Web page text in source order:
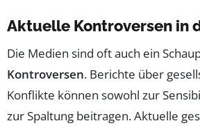
Aktuelle Kontroversen in
Die Medien sind oft auch ein
Kontroversen. Berichte über
Konflikte können sowohl zur
zur Spaltung beitragen. Aktuelle